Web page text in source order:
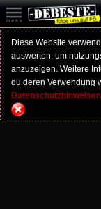
Diese Website
auswerten, um
anzuzeigen. Weitere
du deren Verwendung